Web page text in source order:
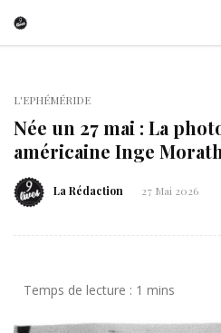
L'EPHÉMÉRIDE
Née un 27 mai : La
américaine Inge
La Rédaction 27 Mai 2026